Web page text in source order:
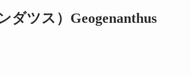
ツス）Geogenanthus